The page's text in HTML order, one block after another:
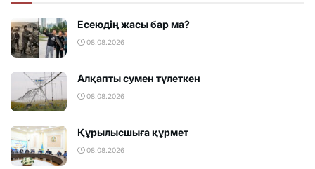
Есеюдің жасы бар ма?
08.08.2026
Алқапты сумен түлеткен
08.08.2026
Құрылысшыға құрмет
08.08.2026